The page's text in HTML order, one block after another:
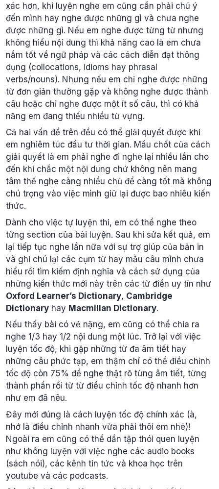
xác hơn, khi luyện nghe em cũng cần phải chú ý
đến mình hay nghe được những gì và chưa nghe
được những gì. Nếu em nghe được từng từ nhưng
không hiểu nội dung thì khả năng cao là em chưa
nắm tốt về ngữ pháp và các cách diễn đạt thông
dụng (collocations, idioms hay phrasal
verbs/nouns). Nhưng nếu em chỉ nghe được những
từ đơn giản thường gặp và không nghe được thành
câu hoặc chỉ nghe được một ít số câu, thì có khả
năng em đang thiếu nhiều từ vựng.
Cả hai vấn đề trên đều có thể giải quyết được khi
em nghiêm túc đầu tư thời gian. Mấu chốt của cách
giải quyết là em phải nghe đi nghe lại nhiều lần cho
đến khi chắc một nội dung chứ không nên mang
tâm thế nghe càng nhiều chủ để càng tốt mà không
chú trọng vào việc mình giữ lại được bao nhiêu kiến
thức.
Dành cho việc tự luyện thi, em có thể nghe theo
từng section của bài luyện. Sau khi sửa kết quả, em
lại tiếp tục nghe lần nữa với sự trợ giúp của bản in
và ghi chú lại các cụm từ hay mẫu câu mình chưa
hiểu rồi tìm kiếm định nghĩa và cách sử dụng của
những kiến thức mới này trên các từ điển uy tín như
Oxford Learner’s Dictionary, Cambridge
Dictionary hay Macmillan Dictionary.
Nếu thấy bài có vẻ nặng, em cũng có thể chia ra
nghe 1/3 hay 1/2 nội dung một lúc. Trở lại với việc
luyện tốc độ, khi gặp những từ đa âm tiết hay
những câu phức tạp, em thậm chí có thể điều chỉnh
tốc độ còn 75% để nghe thật rõ từng âm tiết, từng
thành phần rồi từ từ điều chỉnh tốc độ nhanh hơn
như em đã nêu.
Đây mới đúng là cách luyện tốc độ chính xác (à,
nhớ là điều chỉnh nhanh vừa phải thôi em nhé)!
Ngoài ra em cũng có thể dần tập thói quen luyện
như không luyện với việc nghe các audio books
(sách nói), các kênh tin tức và khoa học trên
youtube và các podcasts.